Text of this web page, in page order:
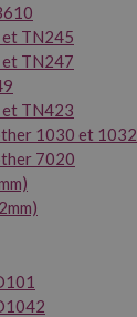
TN245
TN247
TN423
1030 et 1032
7020